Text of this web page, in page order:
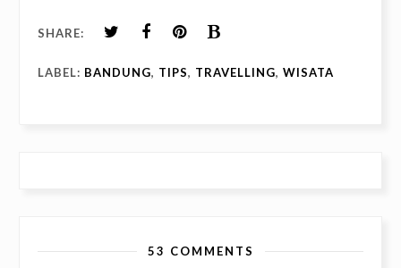
SHARE:
LABEL: BANDUNG, TIPS, TRAVELLING, WISATA
53 COMMENTS